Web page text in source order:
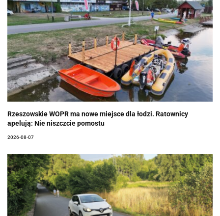
Rzeszowskie WOPR ma nowe miejsce dla łodzi. Ratownicy
apelują: Nie niszczcie pomostu
2026-08-07